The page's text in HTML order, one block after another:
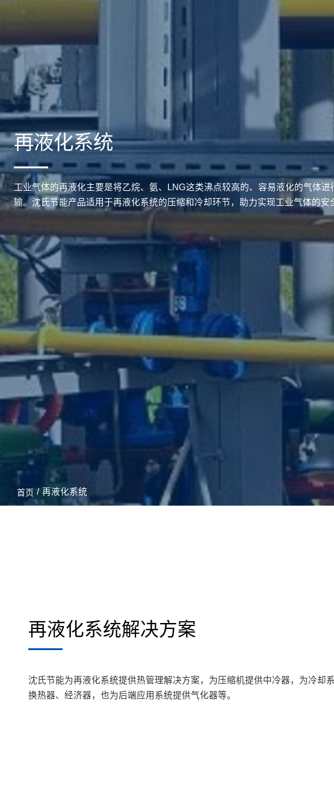
再液化系统
工业气体的再液化主要是将乙烷、氨、LNG这类沸点较高的、容易液化的气体进
输。沈氏节能产品适用于再液化系统的压缩和冷却环节，助力实现工业气体的安
首页 / 再液化系统
再液化系统解决方案
沈氏节能为再液化系统提供热管理解决方案，为压缩机提供中冷器，为冷却
换热器、经济器，也为后端应用系统提供气化器等。